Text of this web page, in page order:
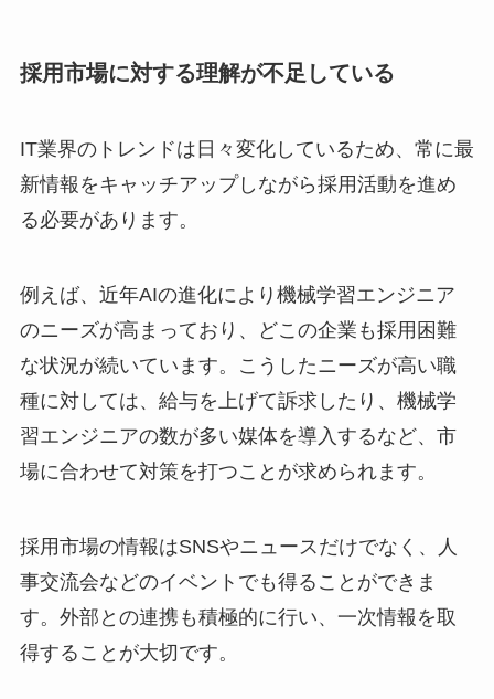
採用市場に対する理解が不足している
IT業界のトレンドは日々変化しているため、常に最
新情報をキャッチアップしながら採用活動を進め
る必要があります。
例えば、近年AIの進化により機械学習エンジニア
のニーズが高まっており、どこの企業も採用困難
な状況が続いています。こうしたニーズが高い職
種に対しては、給与を上げて訴求したり、機械学
習エンジニアの数が多い媒体を導入するなど、市
場に合わせて対策を打つことが求められます。
採用市場の情報はSNSやニュースだけでなく、人
事交流会などのイベントでも得ることができま
す。外部との連携も積極的に行い、一次情報を取
得することが大切です。